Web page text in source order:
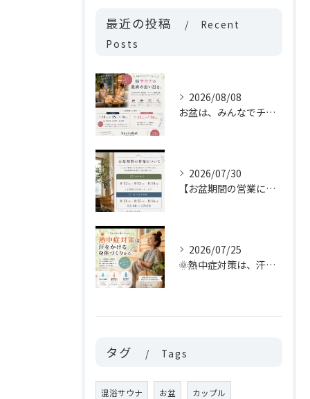
最近の投稿
Recent
Posts
2026/08/08
お盆は、みんなでチルしよっ！
2026/07/30
【お盆期間の営業について📢】
2026/07/25
🌞熱中症対策は、汗をかける身体づくりから。
タグ Tags
混浴サウナ お盆 カップル